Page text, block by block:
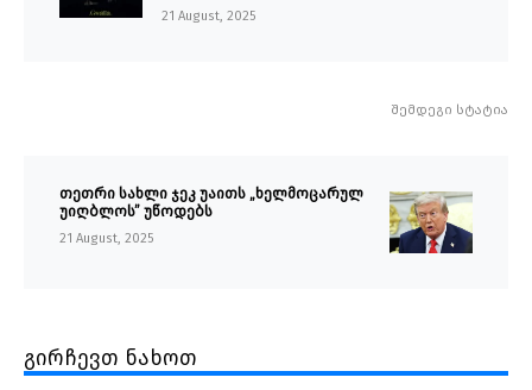
21 August, 2025
შემდეგი სტატია
თეთრი სახლი ჯეკ უაითს „ხელმოცარულ
უიღბლოს” უწოდებს
21 August, 2025
გირჩევთ ნახოთ